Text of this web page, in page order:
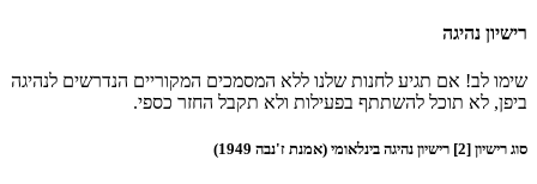
רישיון נהיגה
שימו לב! אם תגיע לחנות שלנו ללא המסמכים המקוריים הנדרשים לנהיגה
ביפן, לא תוכל להשתתף בפעילות ולא תקבל החזר כספי.
סוג רישיון [2] רישיון נהיגה בינלאומי (אמנת ז'נבה 1949)